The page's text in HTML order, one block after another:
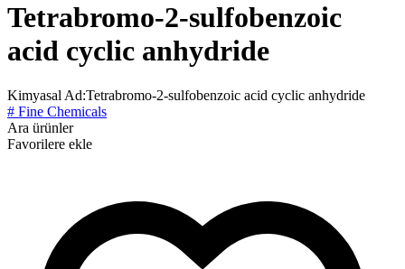
Tetrabromo-2-sulfobenzoic
acid cyclic anhydride
Kimyasal Ad:Tetrabromo-2-sulfobenzoic acid cyclic anhydride
# Fine Chemicals
Ara ürünler
Favorilere ekle